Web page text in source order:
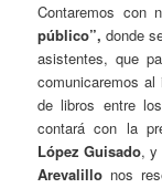
Contaremos con
público”, donde
asistentes, que
comunicaremos al
de libros entre
contará con la
López Guisado, y
Arevalillo nos